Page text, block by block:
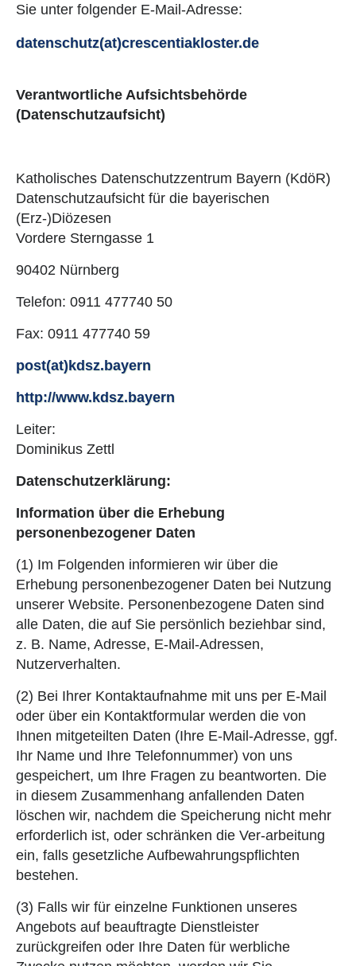
Sie unter folgender E-Mail-Adresse:
datenschutz(at)crescentiakloster.de
Verantwortliche Aufsichtsbehörde
(Datenschutzaufsicht)
Katholisches Datenschutzzentrum Bayern (KdöR)
Datenschutzaufsicht für die bayerischen
(Erz-)Diözesen
Vordere Sterngasse 1
90402 Nürnberg
Telefon: 0911 477740 50
Fax: 0911 477740 59
post(at)kdsz.bayern
http://www.kdsz.bayern
Leiter:
Dominikus Zettl
Datenschutzerklärung:
Information über die Erhebung
personenbezogener Daten
(1) Im Folgenden informieren wir über die
Erhebung personenbezogener Daten bei Nutzung
unserer Website. Personenbezogene Daten sind
alle Daten, die auf Sie persönlich beziehbar sind,
z. B. Name, Adresse, E-Mail-Adressen,
Nutzerverhalten.
(2) Bei Ihrer Kontaktaufnahme mit uns per E-Mail
oder über ein Kontaktformular werden die von
Ihnen mitgeteilten Daten (Ihre E-Mail-Adresse, ggf.
Ihr Name und Ihre Telefonnummer) von uns
gespeichert, um Ihre Fragen zu beantworten. Die
in diesem Zusammenhang anfallenden Daten
löschen wir, nachdem die Speicherung nicht mehr
erforderlich ist, oder schränken die Ver-arbeitung
ein, falls gesetzliche Aufbewahrungspflichten
bestehen.
(3) Falls wir für einzelne Funktionen unseres
Angebots auf beauftragte Dienstleister
zurückgreifen oder Ihre Daten für werbliche